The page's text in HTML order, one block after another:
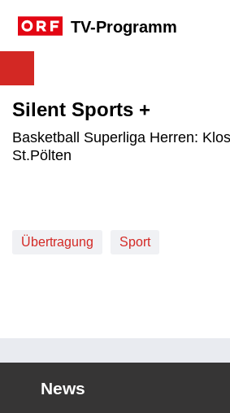
TV-Programm
Silent Sports +
Basketball Superliga Herren:
St.Pölten
Übertragung Sport
News